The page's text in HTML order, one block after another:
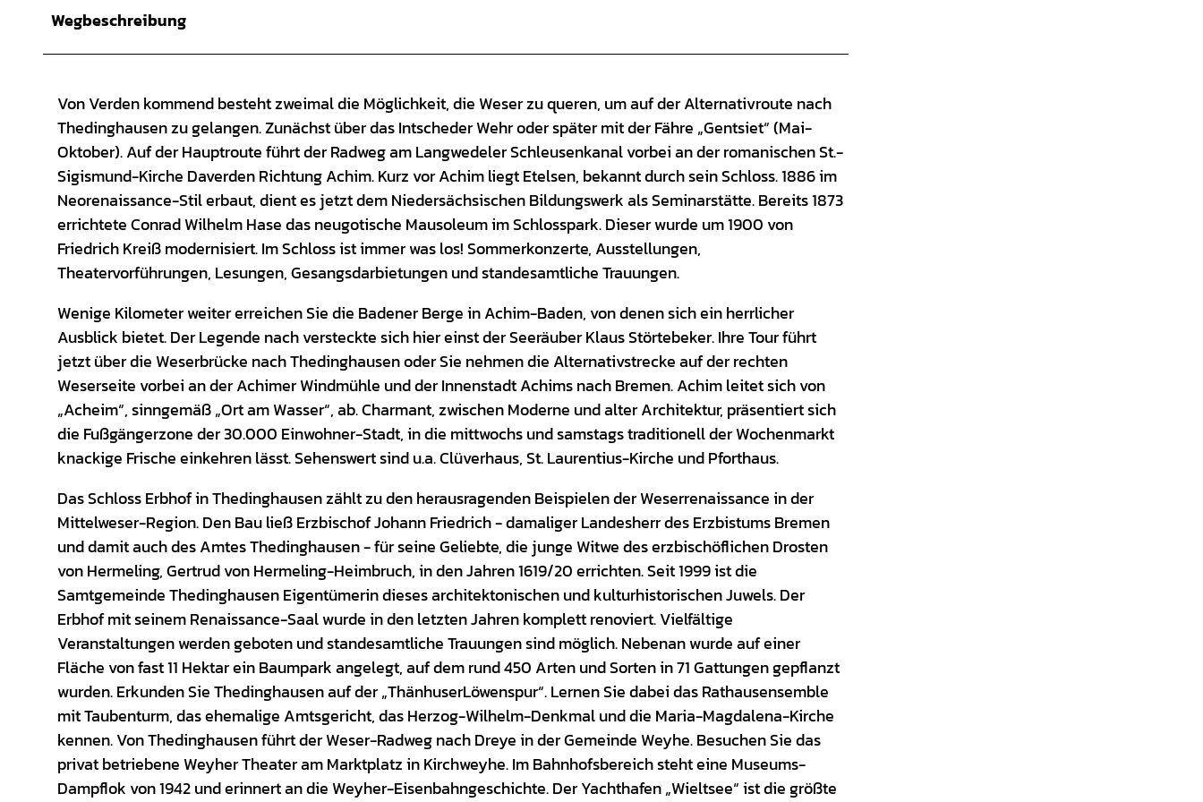
Wegbeschreibung
Von Verden kommend besteht zweimal die Möglichkeit, die Weser zu queren, um auf der Alternativroute nach
Thedinghausen zu gelangen. Zunächst über das Intscheder Wehr oder später mit der Fähre „Gentsiet“ (Mai-
Oktober). Auf der Hauptroute führt der Radweg am Langwedeler Schleusenkanal vorbei an der romanischen St.-
Sigismund-Kirche Daverden Richtung Achim. Kurz vor Achim liegt Etelsen, bekannt durch sein Schloss. 1886 im
Neorenaissance-Stil erbaut, dient es jetzt dem Niedersächsischen Bildungswerk als Seminarstätte. Bereits 1873
errichtete Conrad Wilhelm Hase das neugotische Mausoleum im Schlosspark. Dieser wurde um 1900 von
Friedrich Kreiß modernisiert. Im Schloss ist immer was los! Sommerkonzerte, Ausstellungen,
Theatervorführungen, Lesungen, Gesangsdarbietungen und standesamtliche Trauungen.
Wenige Kilometer weiter erreichen Sie die Badener Berge in Achim-Baden, von denen sich ein herrlicher
Ausblick bietet. Der Legende nach versteckte sich hier einst der Seeräuber Klaus Störtebeker. Ihre Tour führt
jetzt über die Weserbrücke nach Thedinghausen oder Sie nehmen die Alternativstrecke auf der rechten
Weserseite vorbei an der Achimer Windmühle und der Innenstadt Achims nach Bremen. Achim leitet sich von
„Acheim“, sinngemäß „Ort am Wasser“, ab. Charmant, zwischen Moderne und alter Architektur, präsentiert sich
die Fußgängerzone der 30.000 Einwohner-Stadt, in die mittwochs und samstags traditionell der Wochenmarkt
knackige Frische einkehren lässt. Sehenswert sind u.a. Clüverhaus, St. Laurentius-Kirche und Pforthaus.
Das Schloss Erbhof in Thedinghausen zählt zu den herausragenden Beispielen der Weserrenaissance in der
Mittelweser-Region. Den Bau ließ Erzbischof Johann Friedrich - damaliger Landesherr des Erzbistums Bremen
und damit auch des Amtes Thedinghausen - für seine Geliebte, die junge Witwe des erzbischöflichen Drosten
von Hermeling, Gertrud von Hermeling-Heimbruch, in den Jahren 1619/20 errichten. Seit 1999 ist die
Samtgemeinde Thedinghausen Eigentümerin dieses architektonischen und kulturhistorischen Juwels. Der
Erbhof mit seinem Renaissance-Saal wurde in den letzten Jahren komplett renoviert. Vielfältige
Veranstaltungen werden geboten und standesamtliche Trauungen sind möglich. Nebenan wurde auf einer
Fläche von fast 11 Hektar ein Baumpark angelegt, auf dem rund 450 Arten und Sorten in 71 Gattungen gepflanzt
wurden. Erkunden Sie Thedinghausen auf der „ThänhuserLöwenspur“. Lernen Sie dabei das Rathausensemble
mit Taubenturm, das ehemalige Amtsgericht, das Herzog-Wilhelm-Denkmal und die Maria-Magdalena-Kirche
kennen. Von Thedinghausen führt der Weser-Radweg nach Dreye in der Gemeinde Weyhe. Besuchen Sie das
privat betriebene Weyher Theater am Marktplatz in Kirchweyhe. Im Bahnhofsbereich steht eine Museums-
Dampflok von 1942 und erinnert an die Weyher-Eisenbahngeschichte. Der Yachthafen „Wieltsee“ ist die größte